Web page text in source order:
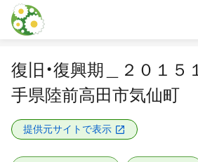
本文に飛ぶ
復旧・復興期＿２０１５
手県陸前高田市気仙町
提供元サイトで表示